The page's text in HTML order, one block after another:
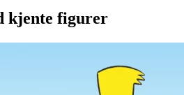
kjente figurer